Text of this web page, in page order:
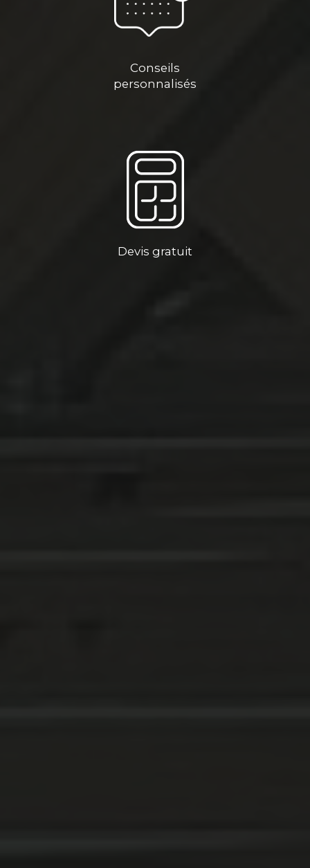
Conseils
personnalisés
Devis gratuit